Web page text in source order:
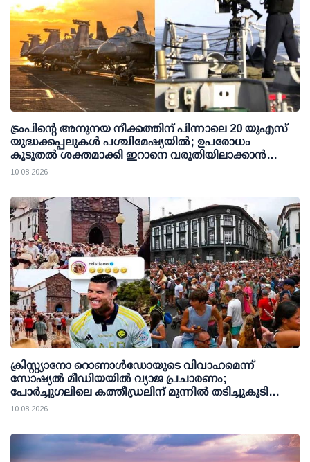
ട്രംപിന്റെ അനുനയ നീക്കത്തിന് പിന്നാലെ 20 യുഎസ്
യുദ്ധക്കപ്പലുകള്‍ പശ്ചിമേഷ്യയില്‍; ഉപരോധം
കൂടുതല്‍ ശക്തമാക്കി ഇറാനെ വരുതിയിലാക്കാന്‍
നീക്കം
10 08 2026
ക്രിസ്റ്റ്യാനോ റൊണാള്‍ഡോയുടെ വിവാഹമെന്ന്
സോഷ്യല്‍ മീഡിയയില്‍ വ്യാജ പ്രചാരണം;
പോര്‍ച്ചുഗലിലെ കത്തീഡ്രലിന് മുന്നില്‍ തടിച്ചുകൂടി
ജനക്കൂട്ടം
10 08 2026